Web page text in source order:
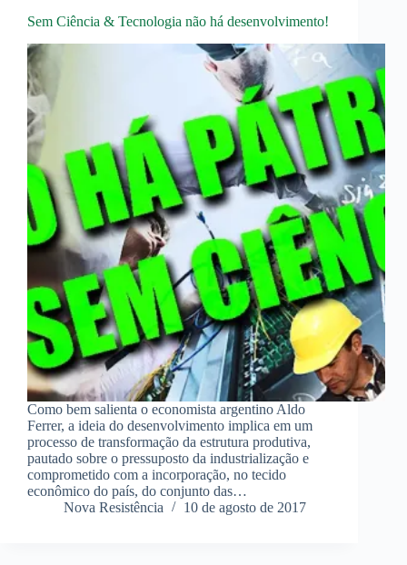
Sem Ciência & Tecnologia não há desenvolvimento!
Como bem salienta o economista argentino Aldo
Ferrer, a ideia do desenvolvimento implica em um
processo de transformação da estrutura produtiva,
pautado sobre o pressuposto da industrialização e
comprometido com a incorporação, no tecido
econômico do país, do conjunto das…
Nova Resistência
10 de agosto de 2017